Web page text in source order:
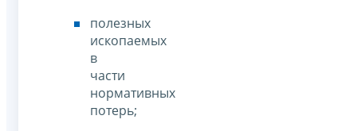
полезных
ископаемых
в
части
нормативных
потерь;